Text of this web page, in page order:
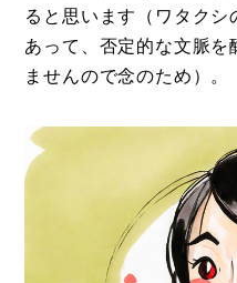
ると思います（ワタク
あって、否定的な文脈を
ませんので念のため）。